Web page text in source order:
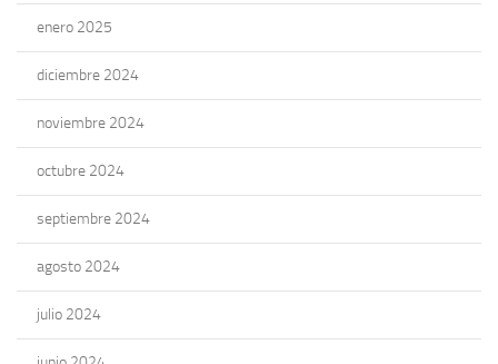
enero 2025
diciembre 2024
noviembre 2024
octubre 2024
septiembre 2024
agosto 2024
julio 2024